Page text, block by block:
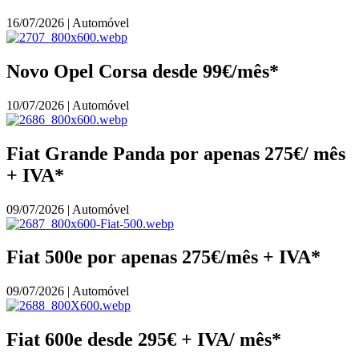
16/07/2026 | Automóvel
Novo Opel Corsa desde 99€/mês*
10/07/2026 | Automóvel
Fiat Grande Panda por apenas 275€/ mês
+ IVA*
09/07/2026 | Automóvel
Fiat 500e por apenas 275€/mês + IVA*
09/07/2026 | Automóvel
Fiat 600e desde 295€ + IVA/ mês*